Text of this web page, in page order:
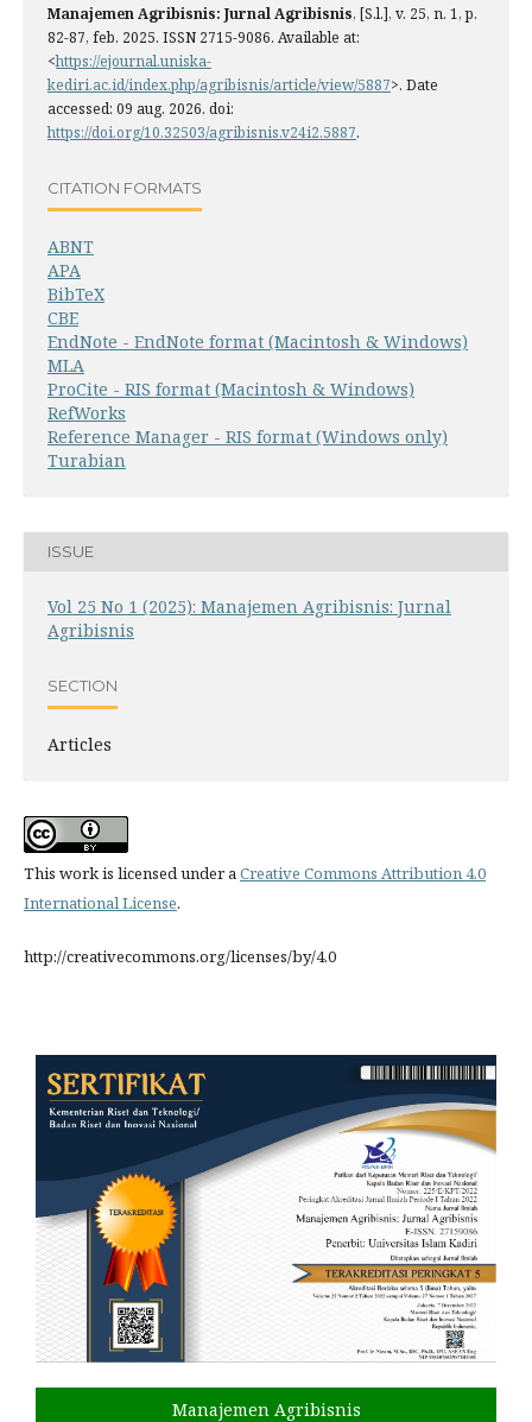
Manajemen Agribisnis: Jurnal Agribisnis, [S.l.], v. 25, n. 1, p.
82-87, feb. 2025. ISSN 2715-9086. Available at:
<https://ejournal.uniska-
kediri.ac.id/index.php/agribisnis/article/view/5887>. Date
accessed: 09 aug. 2026. doi:
https://doi.org/10.32503/agribisnis.v24i2.5887.
CITATION FORMATS
ABNT
APA
BibTeX
CBE
EndNote - EndNote format (Macintosh & Windows)
MLA
ProCite - RIS format (Macintosh & Windows)
RefWorks
Reference Manager - RIS format (Windows only)
Turabian
ISSUE
Vol 25 No 1 (2025): Manajemen Agribisnis: Jurnal
Agribisnis
SECTION
Articles
This work is licensed under aCreative Commons Attribution 4.0
International License.
http://creativecommons.org/licenses/by/4.0
Manajemen Agribisnis